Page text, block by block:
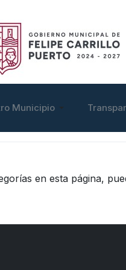
Municipio
en esta página,